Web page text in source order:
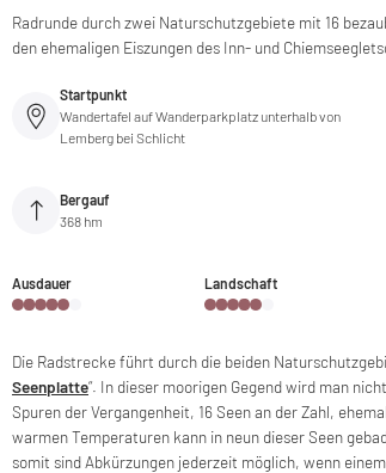
Radrunde durch zwei Naturschutzgebiete mit 16
den ehemaligen Eiszungen des Inn- und
Startpunkt
Wandertafel auf Wanderparkplatz unterhalb von
Lemberg bei Schlicht
Bergauf
368 hm
Ausdauer Landschaft
Die Radstrecke führt durch die beiden
Seenplatte“. In dieser moorigen Gegend wird man
Spuren der Vergangenheit, 16 Seen an der Zahl,
warmen Temperaturen kann in neun dieser Seen
somit sind Abkürzungen jederzeit möglich, wenn